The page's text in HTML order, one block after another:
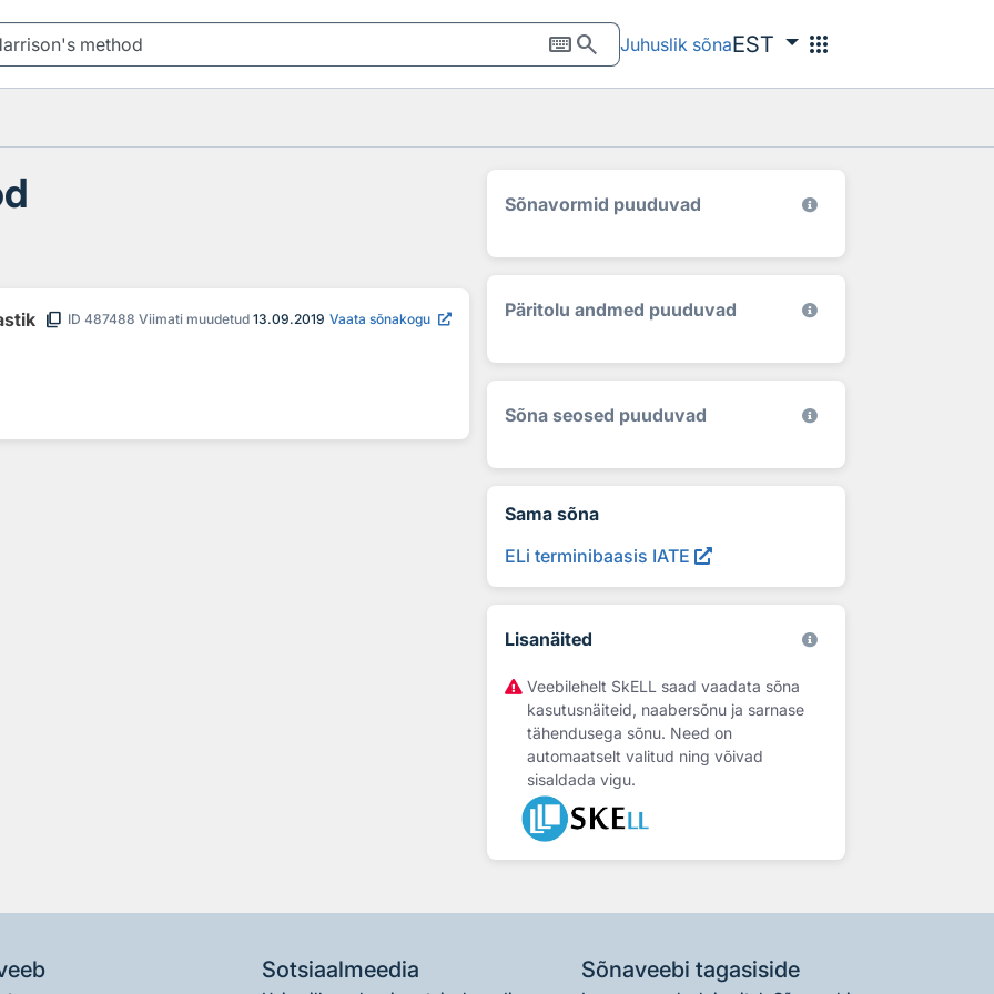
keyboardsearch Juhuslik sõnaEST apps
content_copy ID 487488 Viimati muudetud 13.09.2019 Vaata sõnakogu
Sõnavormid puuduvad
Päritolu andmed puuduvad
Sõna seosed puuduvad
Sama sõna
ELi terminibaasis IATE
Lisanäited
Veebilehelt SkELL saad vaadata sõna
kasutusnäiteid, naabersõnu ja sarnase
tähendusega sõnu. Need on
automaatselt valitud ning võivad
sisaldada vigu.
Sotsiaalmeedia Sõnaveebi tagasiside